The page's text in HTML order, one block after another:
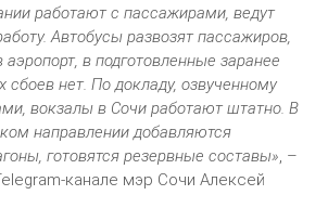
работают с пассажирами, ведут
Автобусы развозят пассажиров,
в подготовленные заранее
сбоев нет. По докладу, озвученному
вокзалы в Сочи работают штатно. В
направлении добавляются
готовятся резервные составы» , –
канале мэр Сочи Алексей